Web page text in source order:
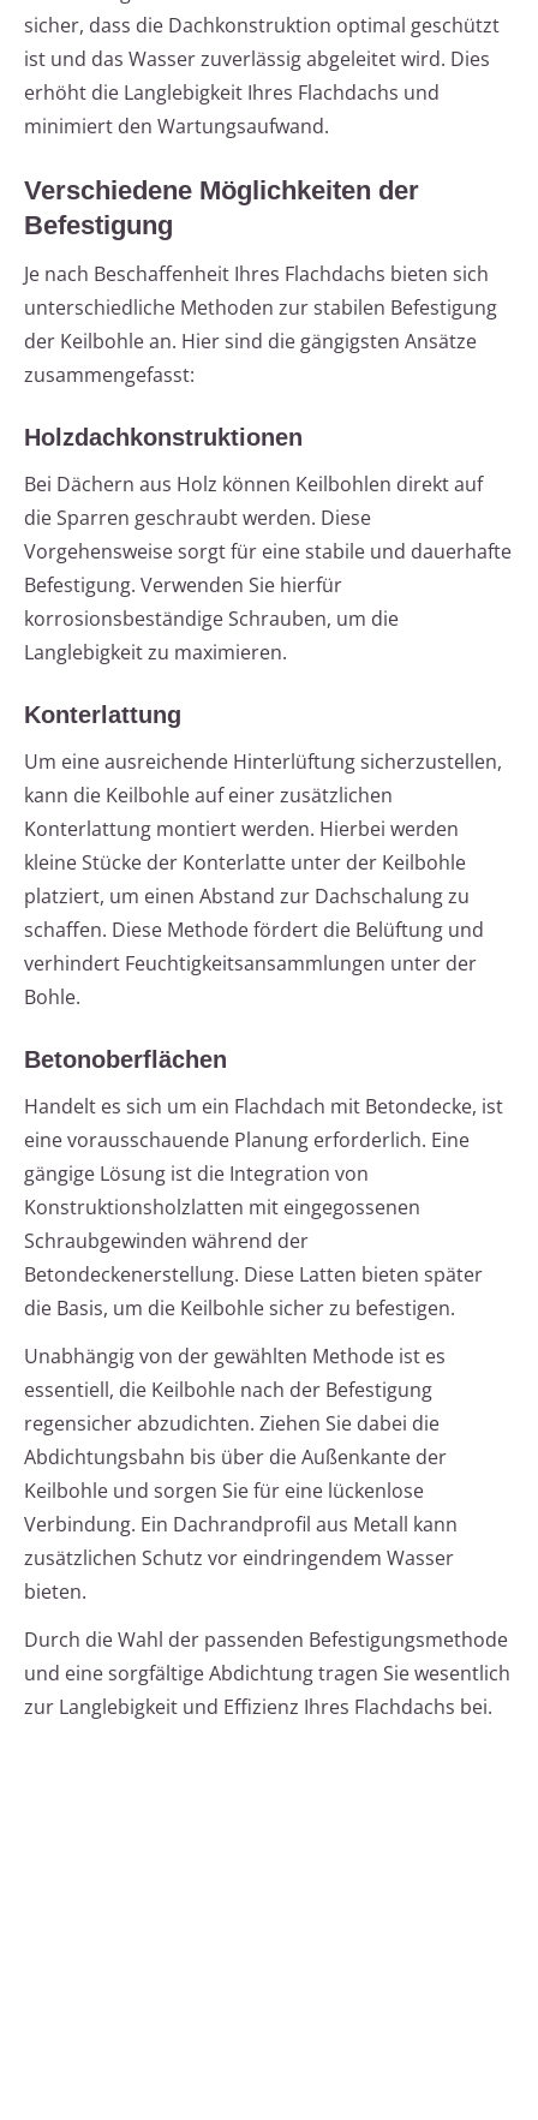
sicher, dass die Dachkonstruktion optimal geschützt
ist und das Wasser zuverlässig abgeleitet wird. Dies
erhöht die Langlebigkeit Ihres Flachdachs und
minimiert den Wartungsaufwand.
Verschiedene Möglichkeiten der
Befestigung
Je nach Beschaffenheit Ihres Flachdachs bieten sich
unterschiedliche Methoden zur stabilen Befestigung
der Keilbohle an. Hier sind die gängigsten Ansätze
zusammengefasst:
Holzdachkonstruktionen
Bei Dächern aus Holz können Keilbohlen direkt auf
die Sparren geschraubt werden. Diese
Vorgehensweise sorgt für eine stabile und dauerhafte
Befestigung. Verwenden Sie hierfür
korrosionsbeständige Schrauben, um die
Langlebigkeit zu maximieren.
Konterlattung
Um eine ausreichende Hinterlüftung sicherzustellen,
kann die Keilbohle auf einer zusätzlichen
Konterlattung montiert werden. Hierbei werden
kleine Stücke der Konterlatte unter der Keilbohle
platziert, um einen Abstand zur Dachschalung zu
schaffen. Diese Methode fördert die Belüftung und
verhindert Feuchtigkeitsansammlungen unter der
Bohle.
Betonoberflächen
Handelt es sich um ein Flachdach mit Betondecke, ist
eine vorausschauende Planung erforderlich. Eine
gängige Lösung ist die Integration von
Konstruktionsholzlatten mit eingegossenen
Schraubgewinden während der
Betondeckenerstellung. Diese Latten bieten später
die Basis, um die Keilbohle sicher zu befestigen.
Unabhängig von der gewählten Methode ist es
essentiell, die Keilbohle nach der Befestigung
regensicher abzudichten. Ziehen Sie dabei die
Abdichtungsbahn bis über die Außenkante der
Keilbohle und sorgen Sie für eine lückenlose
Verbindung. Ein Dachrandprofil aus Metall kann
zusätzlichen Schutz vor eindringendem Wasser
bieten.
Durch die Wahl der passenden Befestigungsmethode
und eine sorgfältige Abdichtung tragen Sie wesentlich
zur Langlebigkeit und Effizienz Ihres Flachdachs bei.